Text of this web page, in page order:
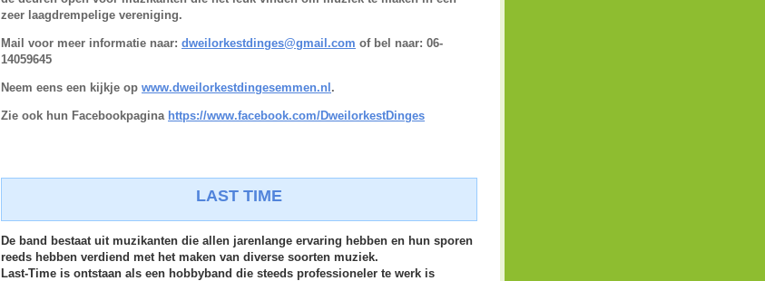
zeer laagdrempelige vereniging.
Mail voor meer informatie naar: dweilorkestdinges@gmail.com of bel naar: 06-
14059645
Neem eens een kijkje op www.dweilorkestdingesemmen.nl.
Zie ook hun Facebookpagina https://www.facebook.com/DweilorkestDinges
LAST TIME
De band bestaat uit muzikanten die allen jarenlange ervaring hebben en hun sporen
reeds hebben verdiend met het maken van diverse soorten muziek.
Last-Time is ontstaan als een hobbyband die steeds professioneler te werk is